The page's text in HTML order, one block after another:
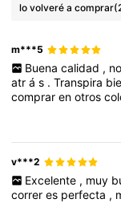
lo volveré a comprar
m***5
Buena calidad , no
atrás .Transpira
comprarenotros
v***2
Excelente , muy
correres perfecta ,